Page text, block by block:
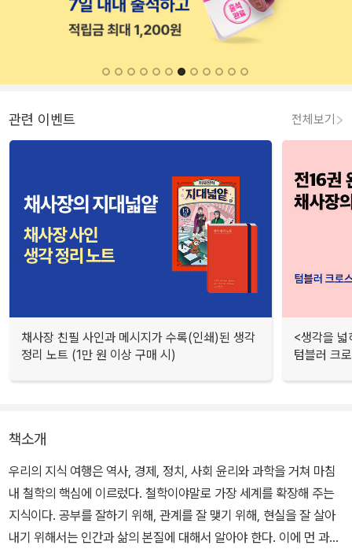
관련 이벤트 전체보기
채사장 친필 사인과 메시지가 수록(인쇄)된 생각
정리 노트 (1만 원 이상 구매 시)
<생각을
텀블러 크
책소개
우리의 지식 여행은 역사, 경제, 정치, 사회 윤리와 과학을 거쳐 마침
내 철학의 핵심에 이르렀다. 철학이야말로 가장 세계를 확장해 주는
지식이다. 공부를 잘하기 위해, 관계를 잘 맺기 위해, 현실을 잘 살아
내기 위해서는 인간과 삶의 본질에 대해서 알아야 한다. 이에 먼 과거